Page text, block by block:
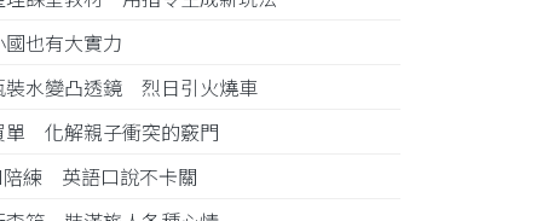
國也有大實力
裝水變凸透鏡 烈日引火燒車
單 化解親子衝突的竅門
陪練 英語口說不卡關